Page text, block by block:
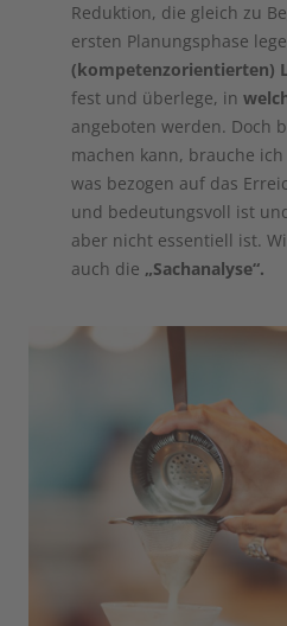
Reduktion, die gleich zu
ersten Planungsphase
(kompetenzorientierten)
fest und überlege, in
angeboten werden. Doch
machen kann, brauche
was bezogen auf das
und bedeutungsvoll ist
aber nicht essentiell ist.
auch die „Sachanalyse“.